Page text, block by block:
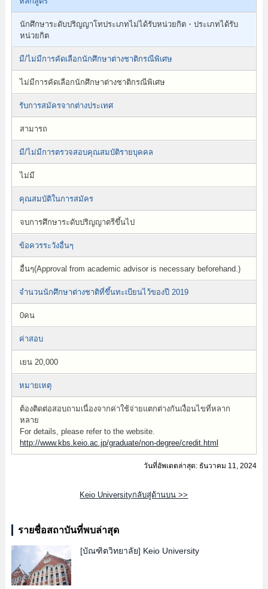
นักศึกษาระดับปริญญาโทประเภทไม่ได้รับหน่วยกิต・ประเภทได้รับ
หน่วยกิต
มี/ไม่มีการคัดเลือกนักศึกษาต่างชาติกรณีพิเศษ
ไม่มีการคัดเลือกนักศึกษาต่างชาติกรณีพิเศษ
รับการสมัครจากต่างประเทศ
สามารถ
มี/ไม่มีการตรวจสอบคุณสมบัติรายบุคคล
ไม่มี
คุณสมบัติในการสมัคร
จบการศึกษาระดับปริญญาตรีขึ้นไป
ข้อควรระวังอื่นๆ
อื่นๆ(Approval from academic advisor is necessary beforehand.)
จำนวนนักศึกษาต่างชาติที่ขึ้นทะเบียนไว้ของปี 2019
0คน
ค่าสอบ
เยน 20,000
หมายเหตุ
ต้องติดต่อสอบถามเนื่องจากค่าใช้จ่ายแตกต่างกันเงื่อนไขที่หลาก
หลาย
For details, please refer to the website.
http://www.kbs.keio.ac.jp/graduate/non-degree/credit.html
วันที่อัพเดตล่าสุด: ธันวาคม 11, 2024
Keio Universityกลับสู่ด้านบน >>
รายชื่อสถาบันที่พบล่าสุด
[บัณฑิตวิทยาลัย] Keio University